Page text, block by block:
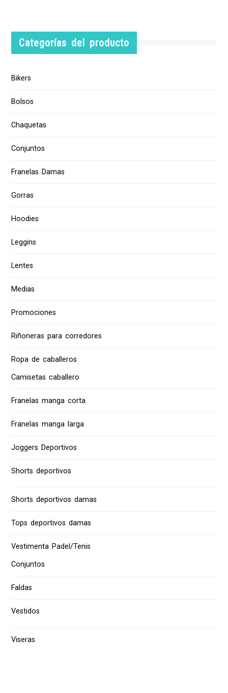
Categorías del producto
Bikers
Bolsos
Chaquetas
Conjuntos
Franelas Damas
Gorras
Hoodies
Leggins
Lentes
Medias
Promociones
Riñoneras para corredores
Ropa de caballeros
Camisetas caballero
Franelas manga corta
Franelas manga larga
Joggers Deportivos
Shorts deportivos
Shorts deportivos damas
Tops deportivos damas
Vestimenta Padel/Tenis
Conjuntos
Faldas
Vestidos
Viseras